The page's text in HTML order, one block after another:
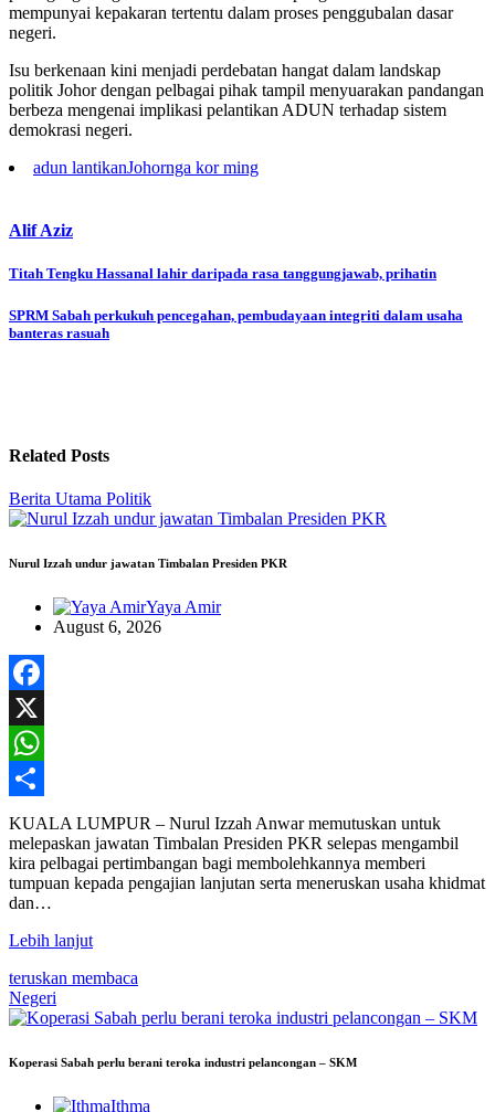
mempunyai kepakaran tertentu dalam proses penggubalan dasar
negeri.
Isu berkenaan kini menjadi perdebatan hangat dalam landskap
politik Johor dengan pelbagai pihak tampil menyuarakan pandangan
berbeza mengenai implikasi pelantikan ADUN terhadap sistem
demokrasi negeri.
adun lantikanJohornga kor ming
Alif Aziz
Post
navigation
Titah Tengku Hassanal lahir daripada rasa tanggungjawab, prihatin
SPRM Sabah perkukuh pencegahan, pembudayaan integriti dalam usaha
banteras rasuah
Related Posts
Berita Utama Politik
Nurul Izzah undur jawatan Timbalan Presiden PKR
Yaya Amir
August 6, 2026
Facebook
X
WhatsApp
Share
KUALA LUMPUR – Nurul Izzah Anwar memutuskan untuk
melepaskan jawatan Timbalan Presiden PKR selepas mengambil
kira pelbagai pertimbangan bagi membolehkannya memberi
tumpuan kepada pengajian lanjutan serta meneruskan usaha khidmat
dan…
Lebih lanjut
teruskan membaca
Negeri
Koperasi Sabah perlu berani teroka industri pelancongan – SKM
Ithma